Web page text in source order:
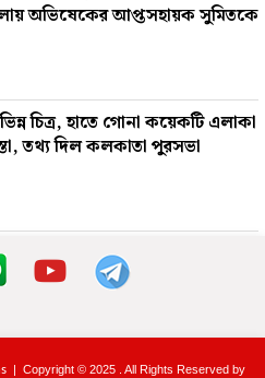
অভিষেকের আপ্তসহায়ক সুমিতকে
চিত্র, হাতে গোনা কয়েকটি এলাকা
তথ্য দিল কলকাতা পুরসভা
| Copyright © 2025 . All Rights Reserved by